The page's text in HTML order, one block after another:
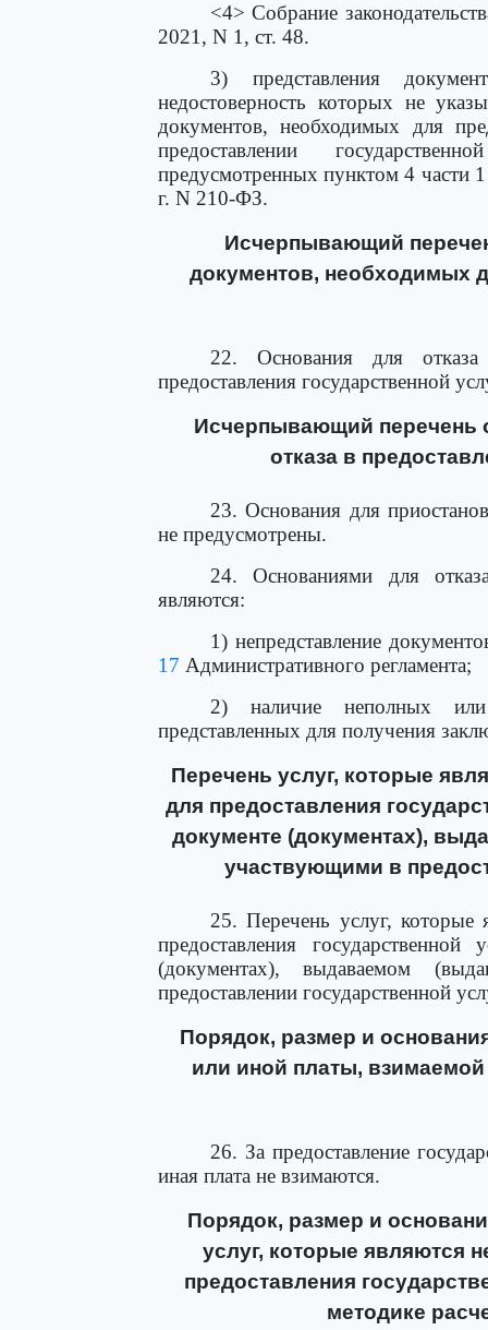
<4> Собрание
2021, N 1, ст. 48.
3) представления
недостоверность которых не
документов, необходимых для
предоставлении
предусмотренных пунктом 4 части
г. N 210-ФЗ.
Исчерпывающий
документов, необходимых
22. Основания для
предоставления государственной
Исчерпывающий перечень
отказа в
23. Основания для
не предусмотрены.
24. Основаниями для
являются:
1) непредставление
17 Административного регламента;
2) наличие неполных или
представленных для получения
Перечень услуг, которые
для предоставления
документе (документах),
участвующими в
25. Перечень услуг,
предоставления
(документах), выдаваемом
предоставлении государственной
Порядок, размер и
или иной платы, взимаемой
26. За предоставление
иная плата не взимаются.
Порядок, размер и
услуг, которые являются
предоставления
методике